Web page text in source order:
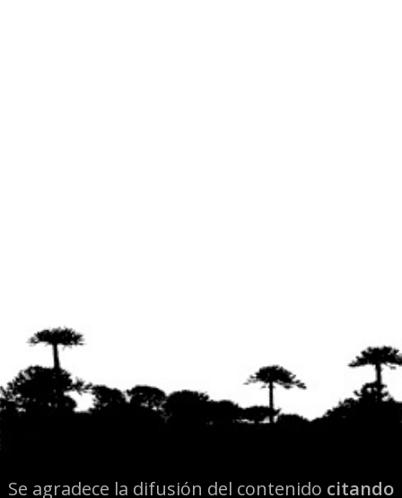
Se agradece la difusión del contenido citando